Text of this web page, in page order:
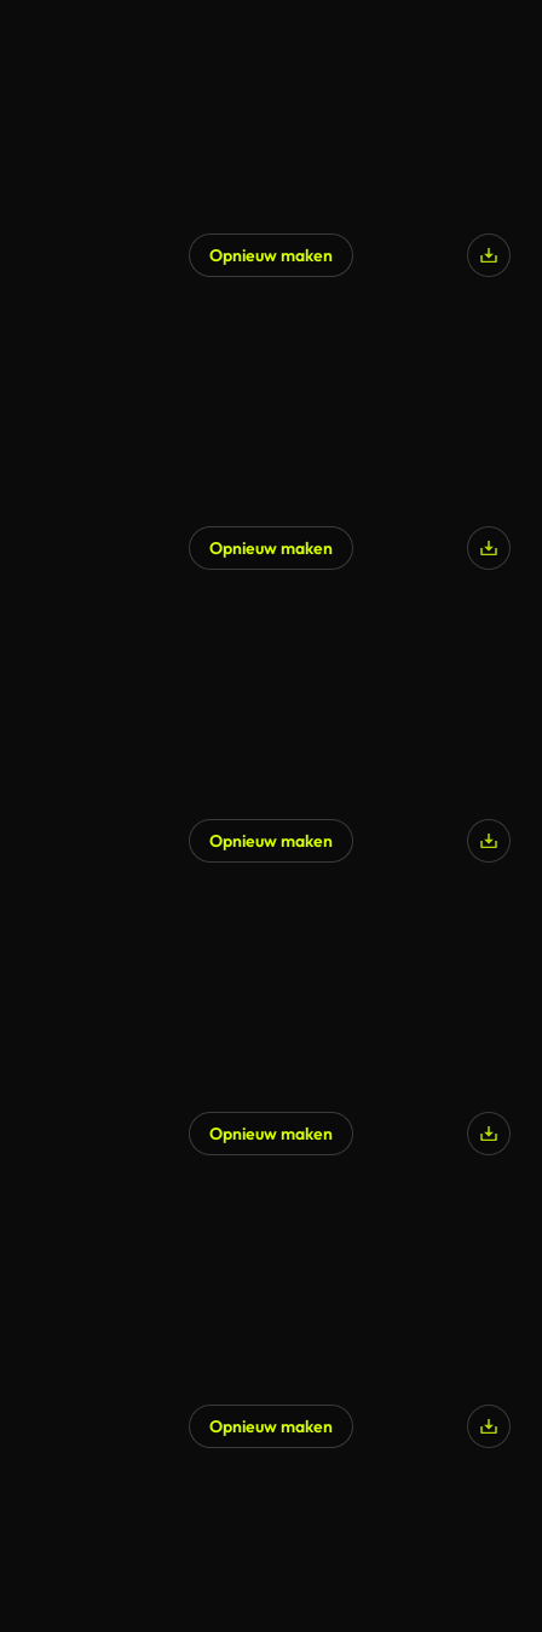
Opnieuw maken
Opnieuw maken
Opnieuw maken
Opnieuw maken
Opnieuw maken